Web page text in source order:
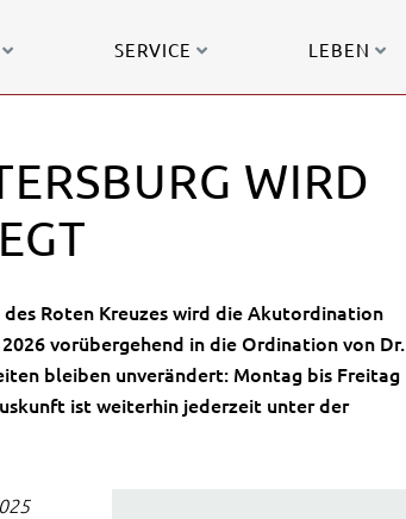
SERVICE LEBEN
WIRD
Roten Kreuzes wird die Akutordination
vorübergehend in die Ordination von Dr.
bleiben unverändert: Montag bis Freitag
ist weiterhin jederzeit unter der